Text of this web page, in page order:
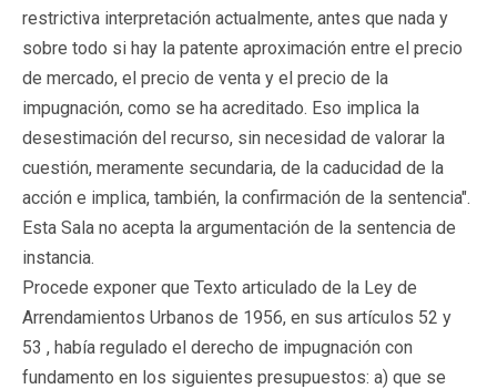
restrictiva interpretación actualmente, antes que nada y
sobre todo si hay la patente aproximación entre el precio
de mercado, el precio de venta y el precio de la
impugnación, como se ha acreditado. Eso implica la
desestimación del recurso, sin necesidad de valorar la
cuestión, meramente secundaria, de la caducidad de la
acción e implica, también, la confirmación de la sentencia".
Esta Sala no acepta la argumentación de la sentencia de
instancia.
Procede exponer que Texto articulado de la Ley de
Arrendamientos Urbanos de 1956, en sus artículos 52 y
53 , había regulado el derecho de impugnación con
fundamento en los siguientes presupuestos: a) que se